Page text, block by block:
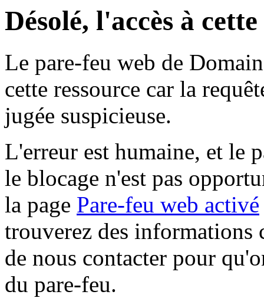
Désolé, l'accès à
Le pare-feu web de
cette ressource car la
jugée suspicieuse.
L'erreur est humaine, et le
le blocage n'est pas
la page Pare-feu web activé
trouverez des informations
de nous contacter pour
du pare-feu.